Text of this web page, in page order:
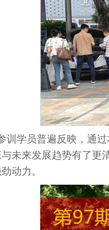
训学员普遍反映，通
未来发展趋势有了更
动力。